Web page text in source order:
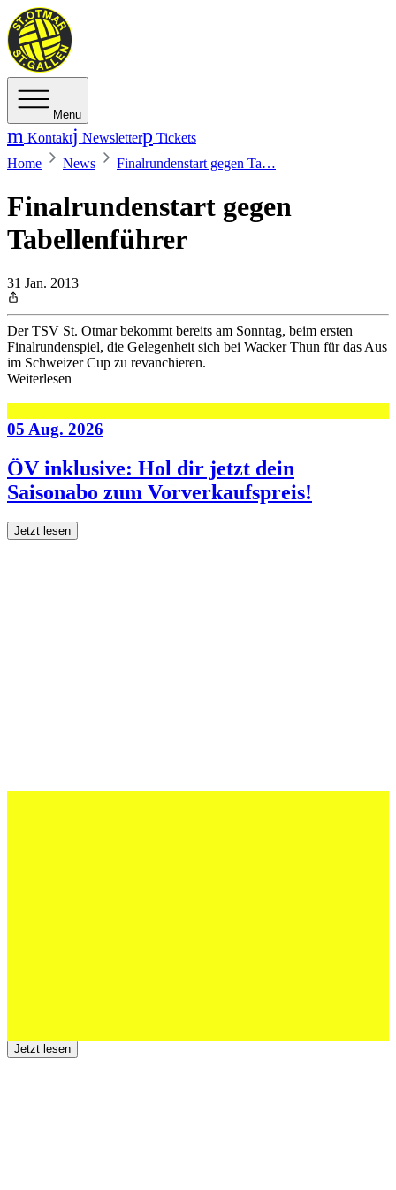
Menu
Kontakt Newsletter
Tickets
Home
News Finalrundenstart gegen Ta…
Finalrundenstart gegen
Tabellenführer
31 Jan. 2013|
Der TSV St. Otmar bekommt bereits am Sonntag, beim ersten
Finalrundenspiel, die Gelegenheit sich bei Wacker Thun für das Aus
im Schweizer Cup zu revanchieren.
Weiterlesen
05 Aug. 2026
ÖV inklusive: Hol dir jetzt dein
Saisonabo zum Vorverkaufspreis!
Jetzt lesen
Jetzt lesen